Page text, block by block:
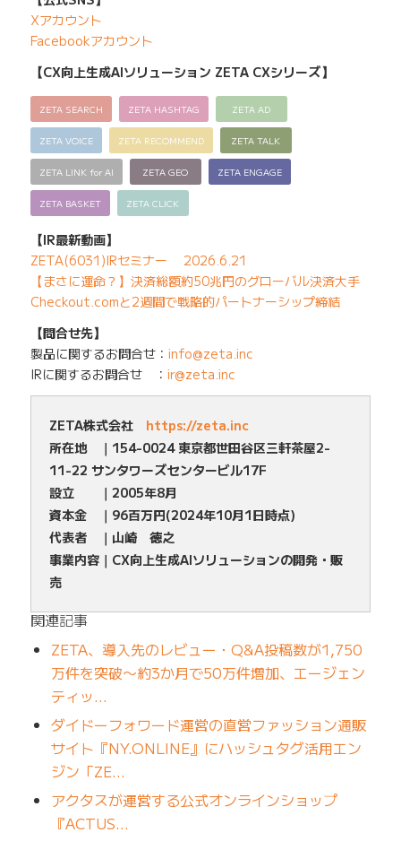
Xアカウント
Facebookアカウント
【CX向上生成AIソリューション ZETA CXシリーズ】
ZETA SEARCH ZETA HASHTAG ZETA AD
ZETA VOICE ZETA RECOMMEND ZETA TALK
ZETA LINK for AI ZETA GEO ZETA ENGAGE
ZETA BASKET ZETA CLICK
【IR最新動画】
ZETA(6031)IRセミナー 2026.6.21
【まさに運命？】決済総額約50兆円のグローバル決済大手
Checkout.comと2週間で戦略的パートナーシップ締結
【問合せ先】
製品に関するお問合せ： info@zeta.inc
IRに関するお問合せ ： ir@zeta.inc
ZETA株式会社 https://zeta.inc
所在地 ｜154-0024 東京都世田谷区三軒茶屋2-
11-22 サンタワーズセンタービル17F
設立 ｜2005年8月
資本金 ｜96百万円(2024年10月1日時点)
代表者 ｜山崎 徳之
事業内容｜CX向上生成AIソリューションの開発・販
売
関連記事
ZETA、導入先のレビュー・Q&A投稿数が1,750
万件を突破〜約3か月で50万件増加、エージェン
ティッ…
ダイドーフォワード運営の直営ファッション通販
サイト『NY.ONLINE』にハッシュタグ活用エン
ジン「ZE…
アクタスが運営する公式オンラインショップ
『ACTUS…